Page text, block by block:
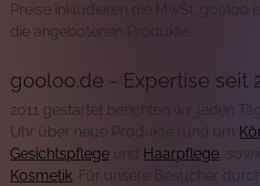
Preise inkludieren die MwSt. gooloo
die angebotenen Produkte.
gooloo.de - Expertise seit
2011 gestartet berichten wir jeden
Uhr über neue Produkte rund um
Gesichtspflege und Haarpflege ,
Kosmetik. Für unsere Besucher